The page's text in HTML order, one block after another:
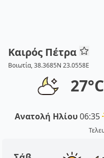
Καιρός Πέτρα
Βοιωτία, 38.3685N 23.0558E
27°C
Ανατολή Ηλίου06:35